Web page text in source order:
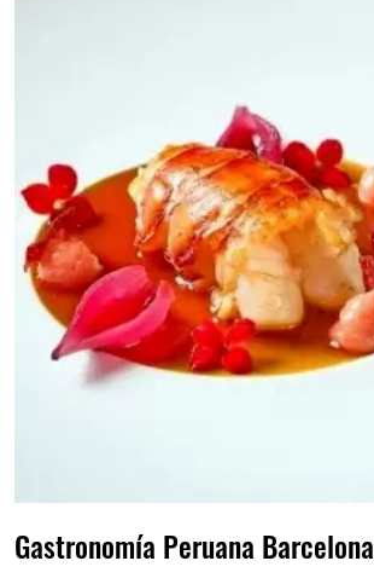
Gastronomía Peruana Barcelona